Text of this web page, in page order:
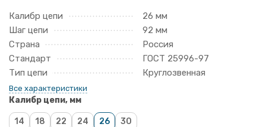
Калибр цепи
26 мм
Шаг цепи
92 мм
Страна
Россия
Стандарт
ГОСТ 25996-97
Тип цепи
Круглозвенная
Все характеристики
Калибр цепи, мм
14 18 22 24 26 30